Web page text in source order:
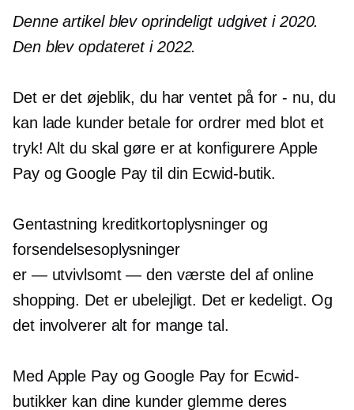
Denne artikel blev oprindeligt udgivet i 2020.
Den blev opdateret i 2022.
Det er det øjeblik, du har ventet påfor - nu, du
kan lade kunder betale for ordrer med blot et
tryk! Alt du skal gøre er at konfigurere Apple
Pay og Google Pay til din Ecwid-butik.
Gentastning kreditkortoplysninger og
forsendelsesoplysninger
er — utvivlsomt — den værste del af online
shopping. Det er ubelejligt. Det er kedeligt. Og
det involverer alt for mange tal.
Med Apple Pay og Google Pay for Ecwid-
butikker kan dine kunder glemme deres